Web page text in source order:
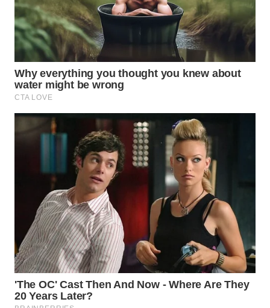
WN
SULUT
WN
WN
MALUT
DANAU
TOBA
WN
NIAS
WN
LANGKAT